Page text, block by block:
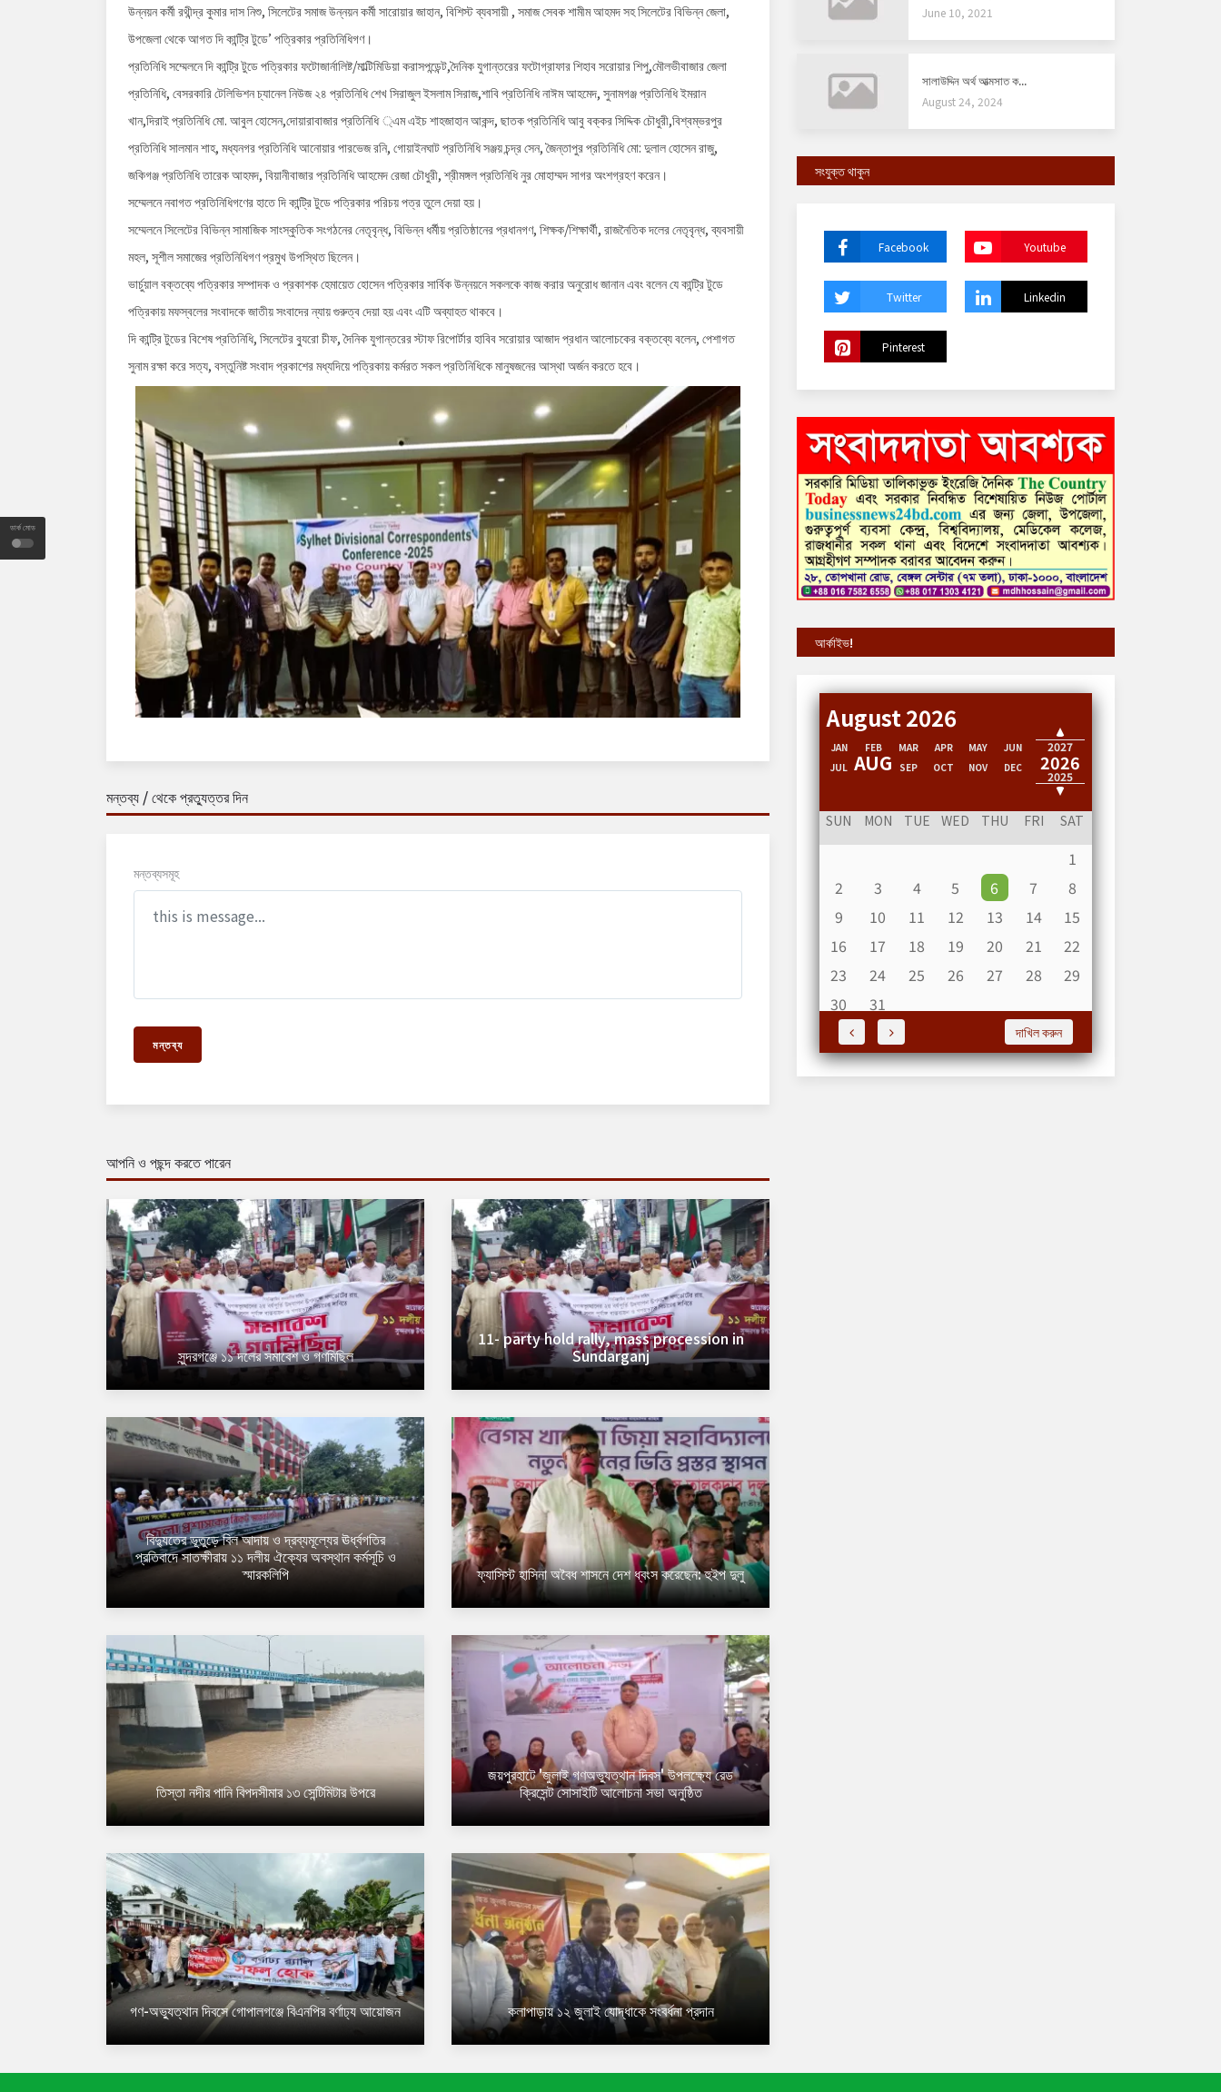
ডার্ক মোড
উন্নয়ন কর্মী রথীন্দ্র কুমার দাস নিশু, সিলেটের সমাজ উন্নয়ন কর্মী সারোয়ার জাহান, বিশিস্ট ব্যবসায়ী , সমাজ সেবক শামীম আহমদ সহ সিলেটের বিভিন্ন জেলা,
উপজেলা থেকে আগত দি কান্ট্রি টুডে’ পত্রিকার প্রতিনিধিগণ।
প্রতিনিধি সম্মেলনে দি কান্ট্রি টুডে পত্রিকার ফটোজার্নালিষ্ট/মাল্টিমিডিয়া করাসপন্ডেন্ট,দৈনিক যুগান্তরের ফটোগ্রাফার শিহাব সরোয়ার শিপু,মৌলভীবাজার জেলা
প্রতিনিধি, বেসরকারি টেলিভিশন চ্যানেল নিউজ ২৪ প্রতিনিধি শেখ সিরাজুল ইসলাম সিরাজ,শাবি প্রতিনিধি নাঈম আহমেদ, সুনামগঞ্জ প্রতিনিধি ইমরান
খান,দিরাই প্রতিনিধি মো. আবুল হোসেন,দোয়ারাবাজার প্রতিনিধি ্এম এইচ শাহজাহান আকন্দ, ছাতক প্রতিনিধি আবু বক্কর সিদ্দিক চৌধুরী,বিশ্বম্ভরপুর
প্রতিনিধি সালমান শাহ, মধ্যনগর প্রতিনিধি আনোয়ার পারভেজ রনি, গোয়াইনঘাট প্রতিনিধি সঞ্জয় চন্দ্র সেন, জৈন্তাপুর প্রতিনিধি মো: দুলাল হোসেন রাজু,
জকিগঞ্জ প্রতিনিধি তারেক আহমদ, বিয়ানীবাজার প্রতিনিধি আহমেদ রেজা চৌধুরী, শ্রীমঙ্গল প্রতিনিধি নুর মোহাম্মদ সাগর অংশগ্রহণ করেন।
সম্মেলনে নবাগত প্রতিনিধিগণের হাতে দি কান্ট্রি টুডে পত্রিকার পরিচয় পত্র তুলে দেয়া হয়।
সম্মেলনে সিলেটের বিভিন্ন সামাজিক সাংস্কুতিক সংগঠনের নেতৃবৃন্ধ, বিভিন্ন ধর্মীয় প্রতিষ্ঠানের প্রধানগণ, শিক্ষক/শিক্ষার্থী, রাজনৈতিক দলের নেতৃবৃন্ধ, ব্যবসায়ী
মহল, সূশীল সমাজের প্রতিনিধিগণ প্রমুখ উপস্থিত ছিলেন।
ভার্চুয়াল বক্তব্যে পত্রিকার সম্পাদক ও প্রকাশক হেমায়েত হোসেন পত্রিকার সার্বিক উন্নয়নে সকলকে কাজ করার অনুরোধ জানান এবং বলেন যে কান্ট্রি টুডে
পত্রিকায় মফস্বলের সংবাদকে জাতীয় সংবাদের ন্যায় গুরুত্ব দেয়া হয় এবং এটি অব্যাহত থাকবে।
দি কান্ট্রি টুডের বিশেষ প্রতিনিধি, সিলেটের ব্যুরো চীফ, দৈনিক যুগান্তরের স্টাফ রিপোর্টার হাবিব সরোয়ার আজাদ প্রধান আলোচকের বক্তব্যে বলেন, পেশাগত
সুনাম রক্ষা করে সত্য, বস্তুনিষ্ট সংবাদ প্রকাশের মধ্যদিয়ে পত্রিকায় কর্মরত সকল প্রতিনিধিকে মানুষজনের আস্থা অর্জন করতে হবে।
মন্তব্য / থেকে প্রত্যুত্তর দিন
মন্তব্যসমূহ
মন্তব্য
আপনি ও পছন্দ করতে পারেন
সুন্দরগঞ্জে ১১ দলের সমাবেশ ও গণমিছিল
11- party hold rally, mass procession in
Sundarganj
বিদ্যুতের ভূতুড়ে বিল আদায় ও দ্রব্যমূল্যের ঊর্ধ্বগতির
প্রতিবাদে সাতক্ষীরায় ১১ দলীয় ঐক্যের অবস্থান কর্মসূচি ও
স্মারকলিপি ফ্যাসিস্ট হাসিনা অবৈধ শাসনে দেশ ধ্বংস করেছেন: হুইপ দুলু
তিস্তা নদীর পানি বিপদসীমার ১৩ সেন্টিমিটার উপরে
জয়পুরহাটে 'জুলাই গণঅভ্যুত্থান দিবস' উপলক্ষ্যে রেড
ক্রিসেন্ট সোসাইটি আলোচনা সভা অনুষ্ঠিত
গণ-অভ্যুত্থান দিবসে গোপালগঞ্জে বিএনপির বর্ণাঢ্য আয়োজন কলাপাড়ায় ১২ জুলাই যোদ্ধাকে সংবর্ধনা প্রদান
June 10, 2021
সালাউদ্দিন অর্থ আত্মসাত ক...
August 24, 2024
সংযুক্ত থাকুন
Facebook Youtube
Twitter Linkedin
Pinterest
আর্কাইভ!
August 2026
2028
2027
2026
2025
2024
JAN FEB MAR APR MAY
JUN
JUL AUG SEP OCT NOV DEC
SUN MON TUE WED THU FRI SAT
1
2
3 4 5 6 7
8
9
10 11 12 13 14
15
16
17 18 19 20 21
22
23
24 25 26 27 28
29
30
31
দাখিল করুন